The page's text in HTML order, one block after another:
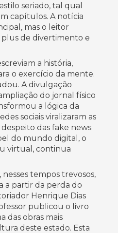
seriado, tal qual
capítulos. A notícia
mas o leitor
de divertimento e
a história,
o exercício da mente.
A divulgação
do jornal físico
a lógica da
sociais viralizaram as
das fake news
do mundo digital, o
virtual, continua
tempos trevosos,
a partir da perda do
Henrique Dias
publicou o livro
das obras mais
deste estado. Esta